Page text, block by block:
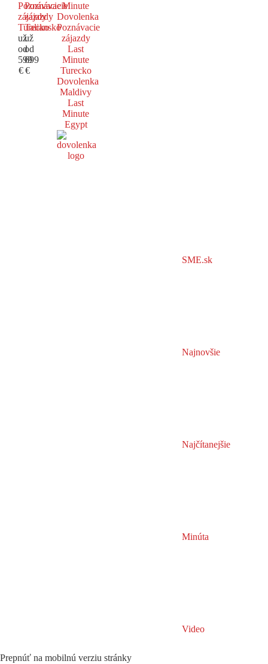
Poznávacie
zájazdy
Turecko
už
od
599
€
Poznávacie
zájazdy
Taliansko
už
od
699
€
Minute
Dovolenka
Poznávacie
zájazdy
Last
Minute
Turecko
Dovolenka
Maldivy
Last
Minute
Egypt
SME.sk
Najnovšie
Najčítanejšie
Minúta
Video
Prepnúť na mobilnú verziu stránky